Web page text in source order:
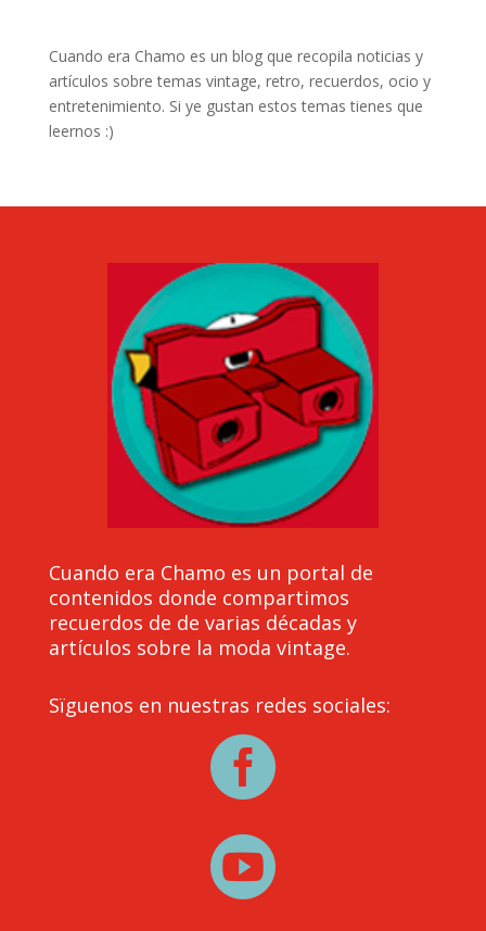
Cuando era Chamo es un blog que recopila noticias y
artículos sobre temas vintage, retro, recuerdos, ocio y
entretenimiento. Si ye gustan estos temas tienes que
leernos :)
Cuando era Chamo es un portal de
contenidos donde compartimos
recuerdos de de varias décadas y
artículos sobre la moda vintage.
Sïguenos en nuestras redes sociales:

